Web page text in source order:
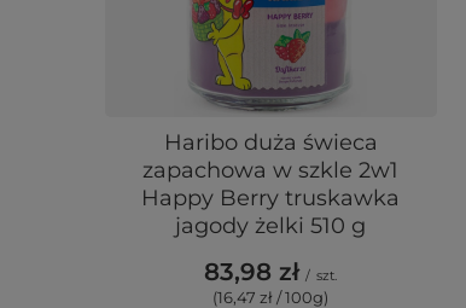
Haribo duża świeca
zapachowa w szkle 2w1
Happy Berry truskawka
jagody żelki 510 g
83,98 zł / szt.
(16,47 zł / 100g)